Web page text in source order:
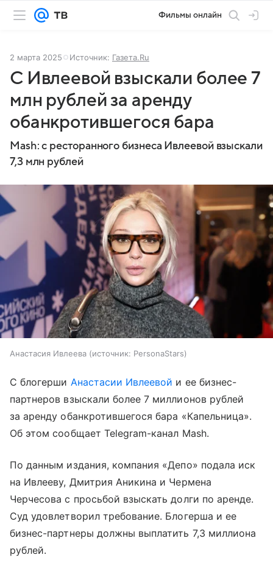
Фильмы онлайн
2 марта 2025 Источник: Газета.Ru
С Ивлеевой взыскали более 7
млн рублей за аренду
обанкротившегося бара
Mash: с ресторанного бизнеса Ивлеевой взыскали
7,3 млн рублей
Анастасия Ивлеева источник: PersonaStars
С блогерши Анастасии Ивлеевой и ее бизнес-
партнеров взыскали более 7 миллионов рублей
за аренду обанкротившегося бара «Капельница».
Об этом сообщает Telegram-канал Mash.
По данным издания, компания «Депо» подала иск
на Ивлееву, Дмитрия Аникина и Чермена
Черчесова с просьбой взыскать долги по аренде.
Суд удовлетворил требование. Блогерша и ее
бизнес-партнеры должны выплатить 7,3 миллиона
рублей.